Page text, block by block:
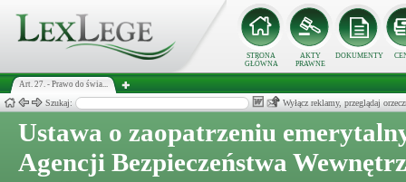
STRONA
GŁÓWNA
AKTY
PRAWNE
DOKUMENTY
Art. 27. - Prawo do świa...
Szukaj: Wyłącz reklamy, przeglądaj
Ustawa o zaopatrzeniu
Agencji Bezpieczeństwa